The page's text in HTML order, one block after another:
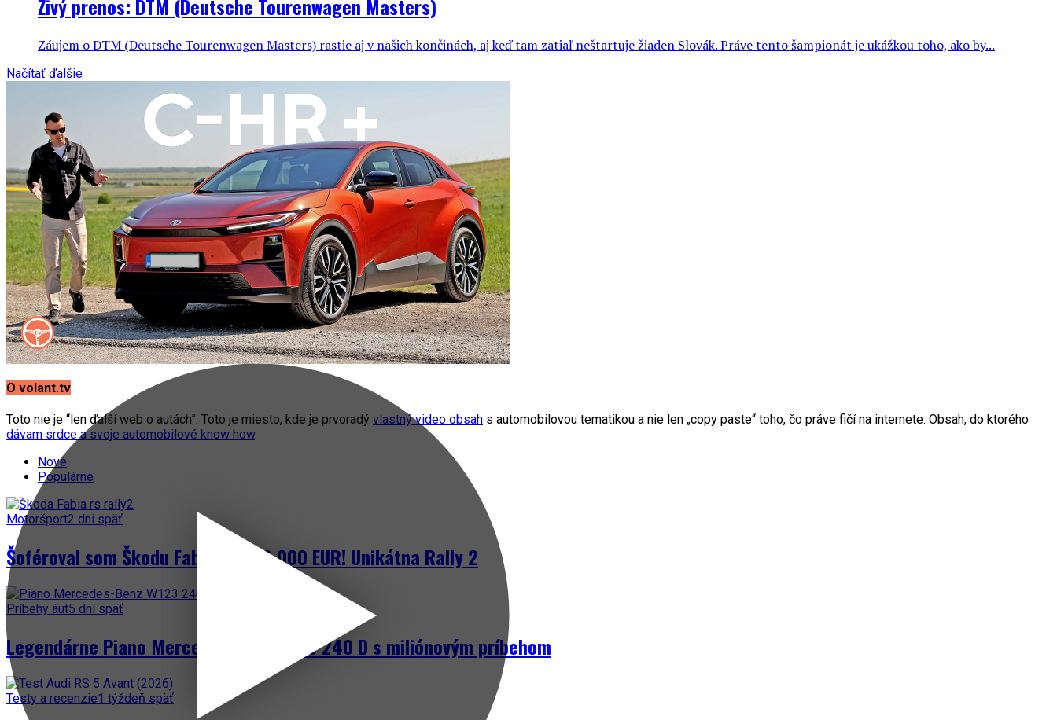
Živý prenos: DTM (Deutsche Tourenwagen Masters)
Záujem o DTM (Deutsche Tourenwagen Masters) rastie aj v našich končinách, aj keď tam zatiaľ neštartuje žiaden Slovák. Práve tento šampionát je ukážkou toho, ako by...
Načítať ďalšie
O volant.tv
Toto nie je “len ďalší web o autách”. Toto je miesto, kde je prvoradý vlastný video obsah s automobilovou tematikou a nie len „copy paste“ toho, čo práve fičí na internete. Obsah, do ktorého
dávam srdce a svoje automobilové know how.
Nové
Populárne
Motoršport2 dni späť
Šoféroval som Škodu Fabia za 300 000 EUR! Unikátna Rally 2
Príbehy áut5 dní späť
Legendárne Piano Mercedes-Benz W123 240 D s miliónovým príbehom
Testy a recenzie1 týždeň späť